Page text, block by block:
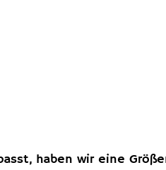
haben wir eine